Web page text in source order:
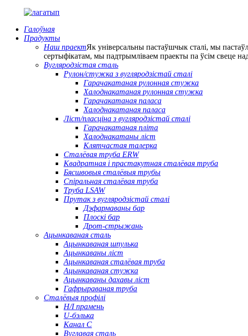
Галоўная
Прадукты
Наш праектЯк універсальны пастаўшчык сталі, мы
сертыфікатам, мы падтрымліваем праекты па ўсім свеце
Вугляродзістая сталь
Рулон/стужка з вугляродзістай сталі
Гарачакатаная рулонная стужка
Халоднакатаная рулонная стужка
Гарачакатаная паласа
Халоднакатаная паласа
Ліст/пласціна з вугляродзістай сталі
Гарачакатаная пліта
Халоднакатаны ліст
Клятчастая талерка
Сталёвая труба ERW
Квадратная і прастакутная сталёвая труба
Бясшвовыя сталёвыя трубы
Спіральная сталёвая труба
Труба LSAW
Прутак з вугляродзістай сталі
Дэфармаваны бар
Плоскі бар
Дрот-стрыжань
Ацынкаваная сталь
Ацынкаваная шпулька
Ацынкаваны ліст
Ацынкаваная сталёвая труба
Ацынкаваная стужка
Ацынкаваны дахавы ліст
Гафрыраваная труба
Сталёвыя профілі
H/I прамень
U-бэлька
Канал C
Вуглавая сталь